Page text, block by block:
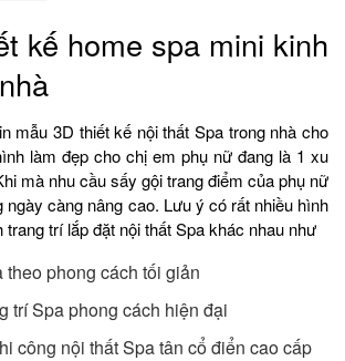
kế home spa mini kinh
mẫu 3D thiết kế nội thất Spa trong nhà cho
làm đẹp cho chị em phụ nữ đang là 1 xu
mà nhu cầu sấy gội trang điểm của phụ nữ
ngày càng nâng cao. Lưu ý có rất nhiều hình
trang trí lắp đặt nội thất Spa khác nhau như
theo phong cách tối giản
trí Spa phong cách hiện đại
công nội thất Spa tân cổ điển cao cấp